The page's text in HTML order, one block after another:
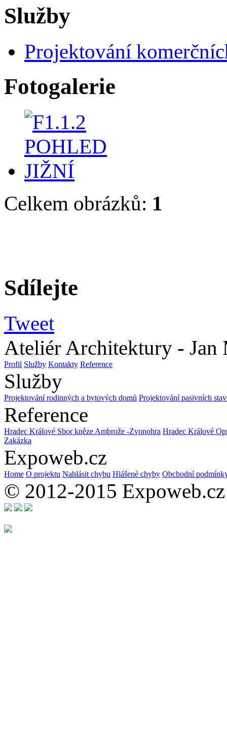
Služby
Projektování
Fotogalerie
Celkem obrázků: 1
Sdílejte
Tweet
Ateliér Architektury - Jan
Profil Služby Kontakty Reference
Služby
Projektování rodinných a bytových domů Projektování pasivních
Reference
Hradec Králové Sbor kněze Ambrože -Zvonohra Hradec Králové
Zakázka
Expoweb.cz
Home O projektu Nahlásit chybu Hlášené chyby Obchodní
© 2012-2015 Expoweb.cz